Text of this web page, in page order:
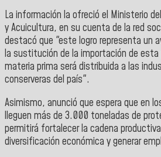
La información la ofreció el Ministerio
y Acuicultura, en su cuenta de la red
destacó que "este logro representa un
la sustitución de la importación de
materia prima será distribuida a las
conserveras del país".
Asimismo, anunció que espera que en
lleguen más de 3.000 toneladas de
permitirá fortalecer la cadena
diversificación económica y generar